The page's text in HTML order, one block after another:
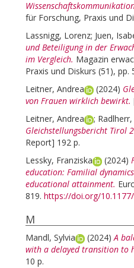
für Forschung, Praxis und
Lassnigg, Lorenz; Juen,
und Beteiligung in der
im Vergleich. Magazin
Praxis und Diskurs (51), pp.
Leitner, Andrea
(2024)
von Frauen wirklich bewirkt.
Leitner, Andrea
; Radlherr,
Gleichstellungsbericht Tirol
Report] 192 p.
Lessky, Franziska
(2024)
education: Familial
educational attainment.
819. https://doi.org/
M
Mandl, Sylvia (2024)A
with a delayed transition to
10 p.